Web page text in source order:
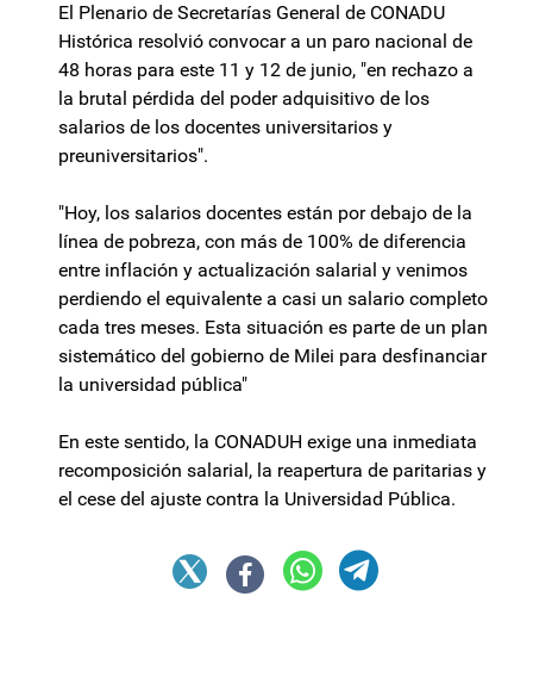
El Plenario de Secretarías General de CONADU
Histórica resolvió convocar a un paro nacional de
48 horas para este 11 y 12 de junio, "en rechazo a
la brutal pérdida del poder adquisitivo de los
salarios de los docentes universitarios y
preuniversitarios".
"Hoy, los salarios docentes están por debajo de la
línea de pobreza, con más de 100% de diferencia
entre inflación y actualización salarial y venimos
perdiendo el equivalente a casi un salario completo
cada tres meses. Esta situación es parte de un plan
sistemático del gobierno de Milei para desfinanciar
la universidad pública"
En este sentido, la CONADUH exige una inmediata
recomposición salarial, la reapertura de paritarias y
el cese del ajuste contra la Universidad Pública.